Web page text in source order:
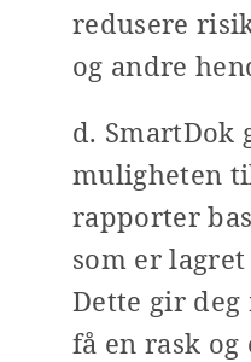
redusere
og andre
d. SmartDok
muligheten
rapporter
som er
Dette gir
få en rask